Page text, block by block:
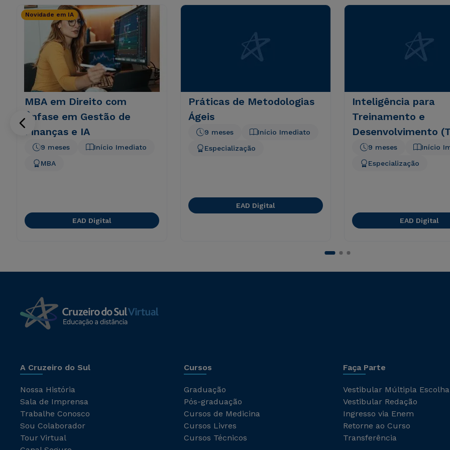
Novidade em IA
MBA em Direito com
Ênfase em Gestão de
Finanças e IA
Início Imediato
9 meses
MBA
EAD Digital
Práticas de Metodologias
Ágeis
Início Imediato
9 meses
Especialização
EAD Digital
Inteligência para
Treinamento e
Desenvolvimento
Corporativo
Início
9 meses
Especialização
EAD Digital
A Cruzeiro do Sul
Nossa História
Sala de Imprensa
Trabalhe Conosco
Sou Colaborador
Tour Virtual
Cursos
Graduação
Pós-graduação
Cursos de Medicina
Cursos Livres
Cursos Técnicos
Faça Parte
Vestibular Múltipla Escolha
Vestibular Redação
Ingresso via Enem
Retorne ao Curso
Transferência